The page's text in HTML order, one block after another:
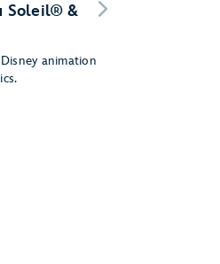
Soleil® &
animation